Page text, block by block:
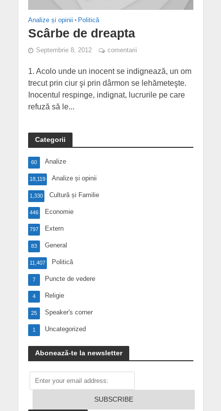
Analize și opinii • Politică
Scârbe de dreapta
Septembrie 8, 2012 comentarii
1. Acolo unde un inocent se indignează, un om
trecut prin ciur şi prin dârmon se lehămeteşte.
Inocentul respinge, indignat, lucrurile pe care
refuză să le...
Categorii
Analize
60
Analize și opinii
18,119
Cultură și Familie
1,330
Economie
446
Extern
797
General
83
Politică
11,407
Puncte de vedere
7
Religie
4
Speaker's corner
25
Uncategorized
1
Abonează-te la newsletter